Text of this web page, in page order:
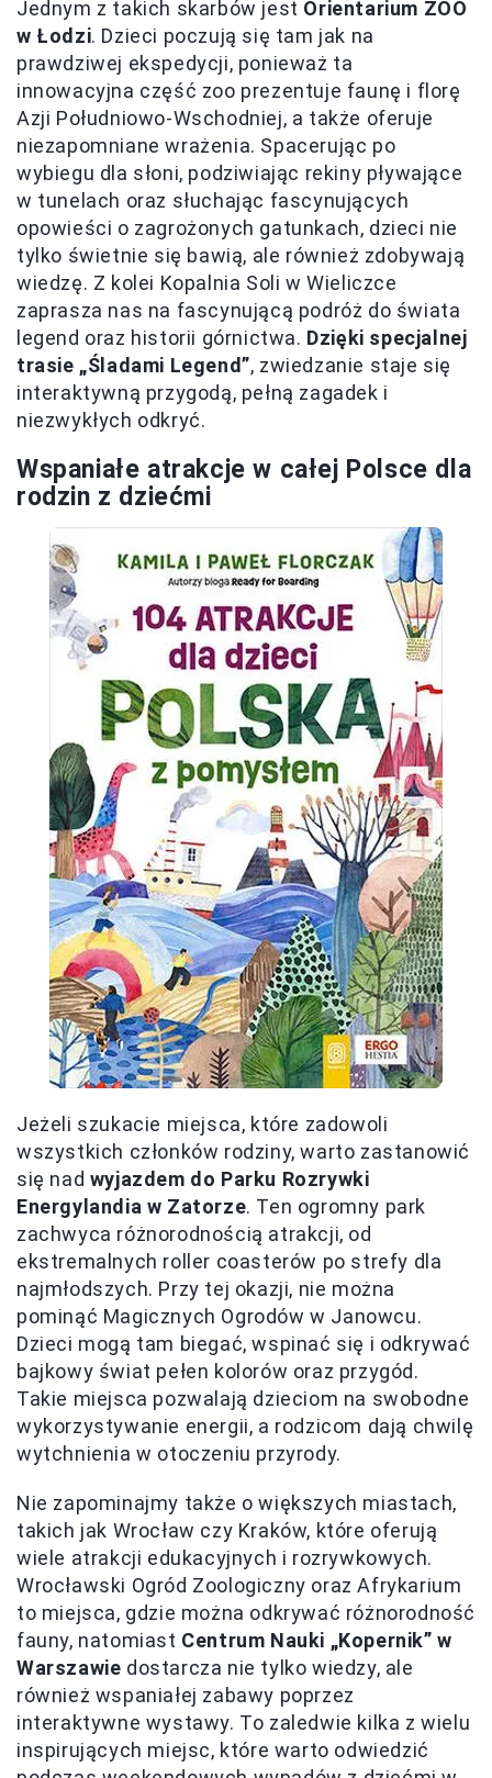
Jednym z takich skarbów jest Orientarium ZOO
w Łodzi. Dzieci poczują się tam jak na
prawdziwej ekspedycji, ponieważ ta
innowacyjna część zoo prezentuje faunę i florę
Azji Południowo-Wschodniej, a także oferuje
niezapomniane wrażenia. Spacerując po
wybiegu dla słoni, podziwiając rekiny pływające
w tunelach oraz słuchając fascynujących
opowieści o zagrożonych gatunkach, dzieci nie
tylko świetnie się bawią, ale również zdobywają
wiedzę. Z kolei Kopalnia Soli w Wieliczce
zaprasza nas na fascynującą podróż do świata
legend oraz historii górnictwa. Dzięki specjalnej
trasie „Śladami Legend”, zwiedzanie staje się
interaktywną przygodą, pełną zagadek i
niezwykłych odkryć.
Wspaniałe atrakcje w całej Polsce dla
rodzin z dziećmi
Jeżeli szukacie miejsca, które zadowoli
wszystkich członków rodziny, warto zastanowić
się nad wyjazdem do Parku Rozrywki
Energylandia w Zatorze. Ten ogromny park
zachwyca różnorodnością atrakcji, od
ekstremalnych roller coasterów po strefy dla
najmłodszych. Przy tej okazji, nie można
pominąć Magicznych Ogrodów w Janowcu.
Dzieci mogą tam biegać, wspinać się i odkrywać
bajkowy świat pełen kolorów oraz przygód.
Takie miejsca pozwalają dzieciom na swobodne
wykorzystywanie energii, a rodzicom dają chwilę
wytchnienia w otoczeniu przyrody.
Nie zapominajmy także o większych miastach,
takich jak Wrocław czy Kraków, które oferują
wiele atrakcji edukacyjnych i rozrywkowych.
Wrocławski Ogród Zoologiczny oraz Afrykarium
to miejsca, gdzie można odkrywać różnorodność
fauny, natomiast Centrum Nauki „Kopernik” w
Warszawie dostarcza nie tylko wiedzy, ale
również wspaniałej zabawy poprzez
interaktywne wystawy. To zaledwie kilka z wielu
inspirujących miejsc, które warto odwiedzić